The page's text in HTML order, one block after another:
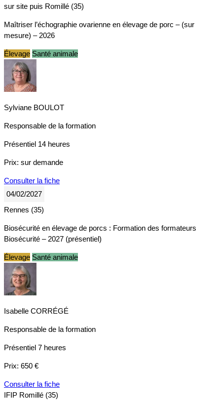
sur site puis Romillé (35)
Maîtriser l’échographie ovarienne en élevage de porc – (sur
mesure) – 2026
Élevage Santé animale
Sylviane BOULOT
Responsable de la formation
Présentiel 14 heures
Prix: sur demande
Consulter la fiche
04/02/2027
Rennes (35)
Biosécurité en élevage de porcs : Formation des formateurs
Biosécurité – 2027 (présentiel)
Élevage Santé animale
Isabelle CORRÉGÉ
Responsable de la formation
Présentiel 7 heures
Prix: 650 €
Consulter la fiche
IFIP Romillé (35)